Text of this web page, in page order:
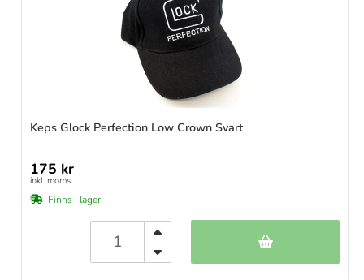
Keps Glock Perfection Low Crown Svart
175 kr
inkl. moms
Finns i lager